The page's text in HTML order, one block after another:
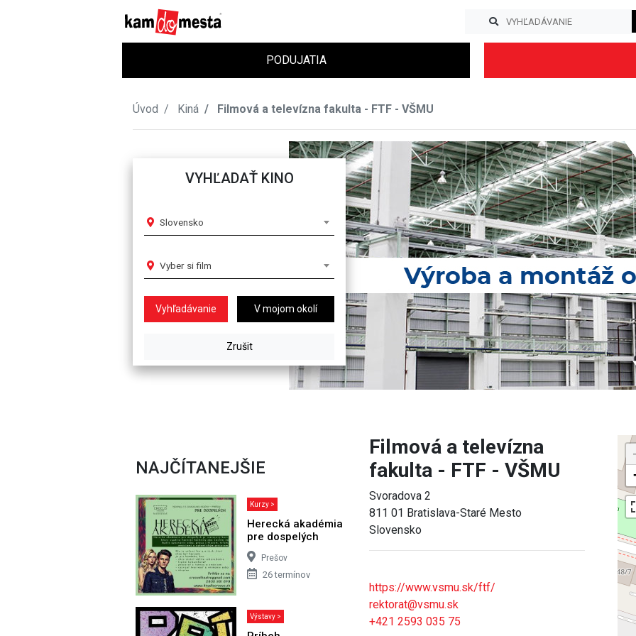
PODUJATIA
Úvod Kiná Filmová a televízna fakulta - FTF - VŠMU
VYHĽADAŤ KINO
Slovensko
Vyber si film
V mojom okolí
NAJČÍTANEJŠIE
Kurzy >
Herecká akadémia
pre dospelých
Prešov
26 termínov
Výstavy >
Filmová a televízna
fakulta - FTF - VŠMU
Svoradova 2
811 01 Bratislava-Staré Mesto
Slovensko
https://www.vsmu.sk/ftf/
rektorat@vsmu.sk
+421 2593 035 75